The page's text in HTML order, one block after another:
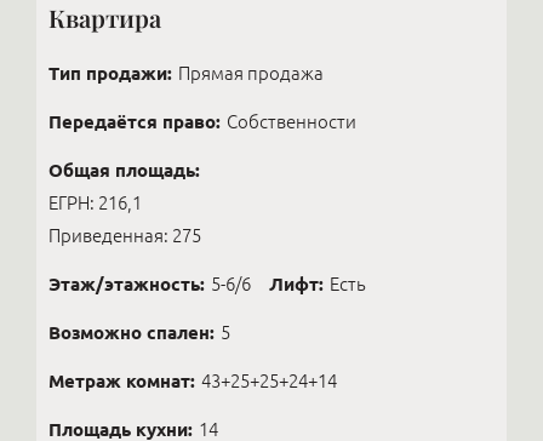
Квартира
Тип продажи: Прямая продажа
Передаётся право: Собственности
Общая площадь:
ЕГРН: 216,1
Приведенная: 275
Этаж/этажность: 5-6/6 Лифт: Есть
Возможно спален: 5
Метраж комнат: 43+25+25+24+14
Площадь кухни: 14